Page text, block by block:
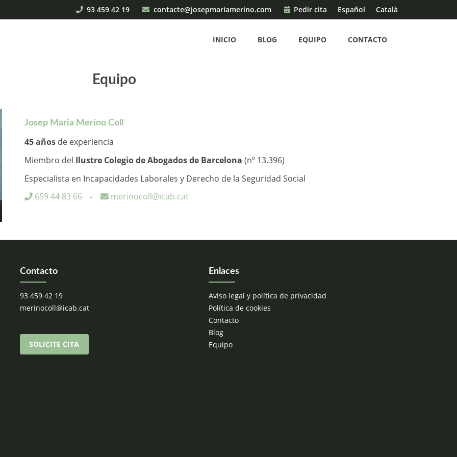
93 459 42 19 contacte@josepmariamerino.com Pedir cita Español Català
INICIO BLOG EQUIPO CONTACTO
Equipo
Josep Maria Merino Coll
45 añosde experiencia
Miembro del Ilustre Colegio de Abogados de Barcelona (nº 13.396)
Especialista en Incapacidades Laborales y Derecho de la Seguridad Social
659 44 83 66
- merinocoll@icab.cat
Contacto
93 459 42 19
merinocoll@icab.cat
SOLICITE CITA
Enlaces
Aviso legal y política de privacidad
Política de cookies
Contacto
Blog
Equipo